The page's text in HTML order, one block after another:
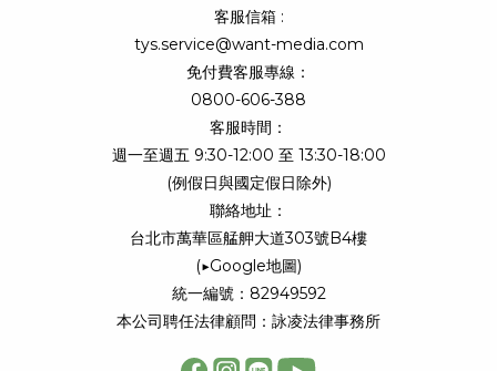
客服信箱 :
tys.service@want-media.com
免付費客服專線：
0800-606-388
客服時間：
週一至週五 9:30-12:00 至 13:30-18:00
(例假日與國定假日除外)
聯絡地址：
台北市萬華區艋舺大道303號B4樓
(▶Google地圖)
統一編號：82949592
本公司聘任法律顧問：詠凌法律事務所